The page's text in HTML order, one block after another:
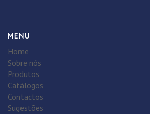
MENU
Home
Sobre nós
Produtos
Catálogos
Contactos
Sugestões